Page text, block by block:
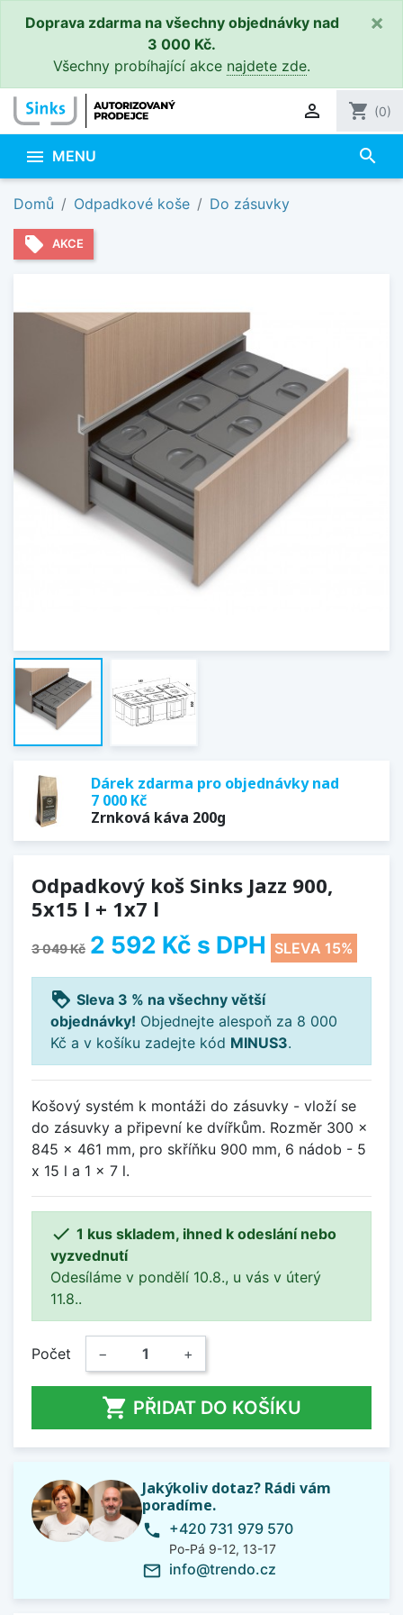
Doprava zdarma na všechny objednávky nad
3 000 Kč.
Všechny probíhající akce najdete zde.
×
 shopping_cart (0)
 MENU search
Domů Odpadkové koše Do zásuvky
local_offer AKCE
Dárek zdarma pro objednávky nad
7 000 Kč
Zrnková káva 200g
Odpadkový koš Sinks Jazz 900,
5x15 l + 1x7 l
3 049 Kč 2 592 Kč s DPH SLEVA 15%
loyalty Sleva 3 % na všechny větší
objednávky! Objednejte alespoň za 8 000
Kč a v košíku zadejte kód MINUS3.
Košový systém k montáži do zásuvky - vloží se
do zásuvky a připevní ke dvířkům. Rozměr 300 x
845 x 461 mm, pro skříňku 900 mm, 6 nádob - 5
x 15 l a 1 x 7 l.
 1 kus skladem, ihned k odeslání nebo
vyzvednutí
Odesíláme v pondělí 10.8., u vás v úterý
11.8..
Počet − +
 PŘIDAT DO KOŠÍKU
Jakýkoliv dotaz? Rádi vám
poradíme.
phone +420 731 979 570
Po-Pá 9-12, 13-17
mail_outline info@trendo.cz